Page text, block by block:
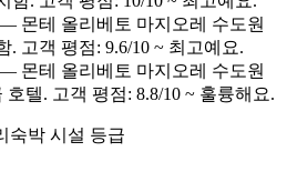
— 몬테 올리베토 마지오레 수도원
. 고객 평점: 9.6/10 ~ 최고예요.
— 몬테 올리베토 마지오레 수도원
호텔. 고객 평점: 8.8/10 ~ 훌륭해요.
숙박 시설 등급